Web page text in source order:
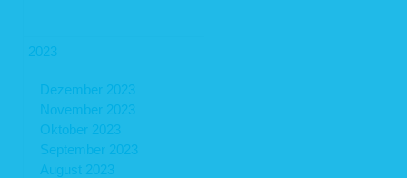
2023
Dezember 2023
November 2023
Oktober 2023
September 2023
August 2023